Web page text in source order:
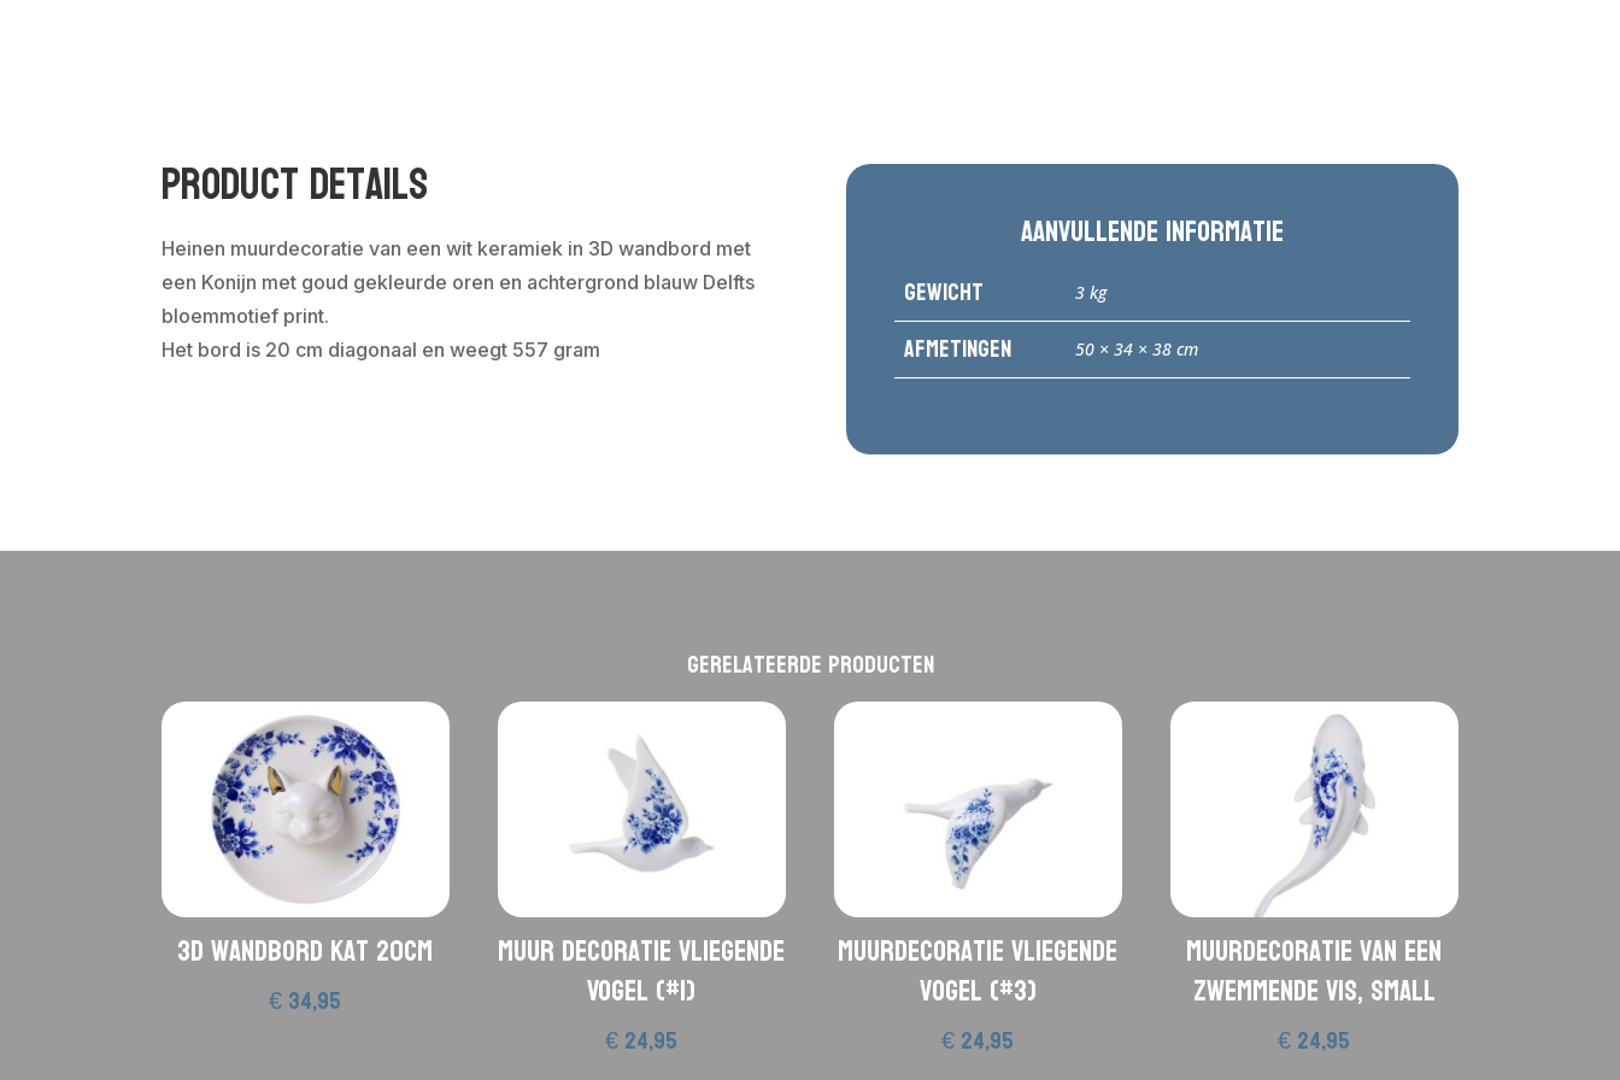
Product Details
Heinen muurdecoratie van een wit keramiek in 3D wandbord met
een Konijn met goud gekleurde oren en achtergrond blauw Delfts
bloemmotief print.
Het bord is 20 cm diagonaal en weegt 557 gram
Aanvullende informatie
Gewicht 3 kg
Afmetingen 50 × 34 × 38 cm
Gerelateerde producten
3D wandbord Kat 20cm
€34,95
Muur decoratie Vliegende
Vogel (#1)
€24,95
Muurdecoratie vliegende
vogel (#3)
€24,95
Muurdecoratie van een
zwemmende vis, Small
€24,95